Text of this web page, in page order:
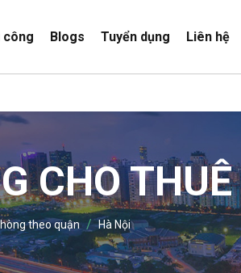
công Blogs Tuyển dụng Liên hệ
CHO THUÊ
theo quận /Hà Nội